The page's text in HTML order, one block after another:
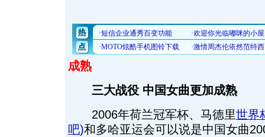
成熟
三大战役 中国女曲更加成熟
2006年荷兰冠军杯、马德里世界
吧)和多哈亚运会可以说是中国女曲